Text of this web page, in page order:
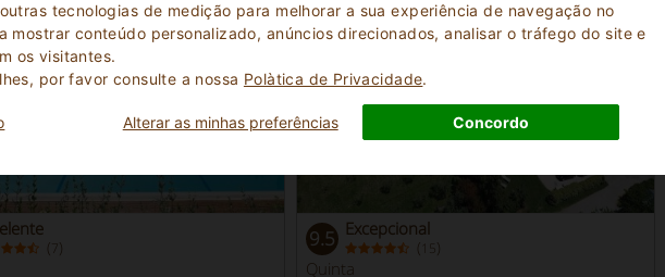
tecnologias de medição para melhorar a sua experiência de navegação no
mostrar conteúdo personalizado, anúncios direcionados, analisar o tráfego do site e
os visitantes.
por favor consulte a nossa Polà­tica de Privacidade.
Alterar as minhas preferências Concordo
( 7 ) 9.5 Excepcional
( )
Quinta